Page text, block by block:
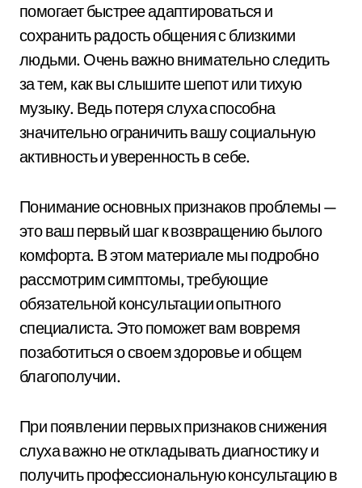
помогает быстрее адаптироваться и
сохранить радость общения с близкими
людьми. Очень важно внимательно следить
за тем, как вы слышите шепот или тихую
музыку. Ведь потеря слуха способна
значительно ограничить вашу социальную
активность и уверенность в себе.
Понимание основных признаков проблемы —
это ваш первый шаг к возвращению былого
комфорта. В этом материале мы подробно
рассмотрим симптомы, требующие
обязательной консультации опытного
специалиста. Это поможет вам вовремя
позаботиться о своем здоровье и общем
благополучии.
При появлении первых признаков снижения
слуха важно не откладывать диагностику и
получить профессиональную консультацию в